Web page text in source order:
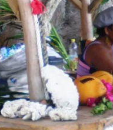
[ 19 Gennaio 2023 ] Visitare la
VIAGGI IN SICILIA
[ 20 Marzo 2022 ] Cosa fare in
VIAGGI IN SICILIA